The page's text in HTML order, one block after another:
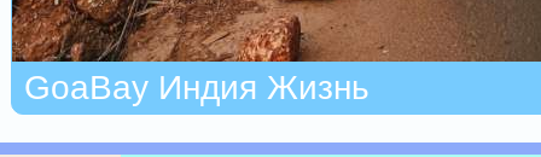
GoaBay Индия Жизнь